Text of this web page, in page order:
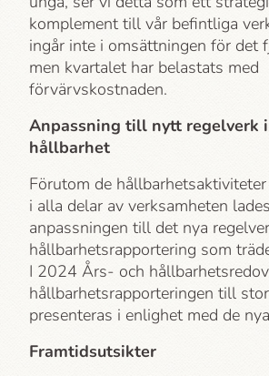
komplement till vår befintliga
ingår inte i omsättningen för det
men kvartalet har belastats med
förvärvskostnaden.
Anpassning till nytt regelverk
hållbarhet
Förutom de
i alla delar av verksamheten
anpassningen till det nya
hållbarhets­rapportering som
I 2024 Års- och
hållbarhets­rapporteringen till
presenteras i enlighet med de
Framtidsutsikter